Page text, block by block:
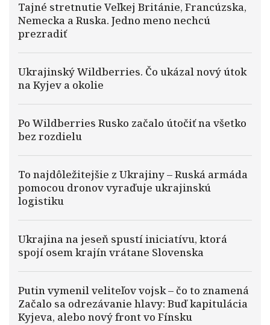
Tajné stretnutie Veľkej Británie, Francúzska,
Nemecka a Ruska. Jedno meno nechcú
prezradiť
Ukrajinský Wildberries. Čo ukázal nový útok
na Kyjev a okolie
Po Wildberries Rusko začalo útočiť na všetko
bez rozdielu
To najdôležitejšie z Ukrajiny – Ruská armáda
pomocou dronov vyraďuje ukrajinskú
logistiku
Ukrajina na jeseň spustí iniciatívu, ktorá
spojí osem krajín vrátane Slovenska
Putin vymenil veliteľov vojsk – čo to znamená
Začalo sa odrezávanie hlavy: Buď kapitulácia
Kyjeva, alebo nový front vo Fínsku